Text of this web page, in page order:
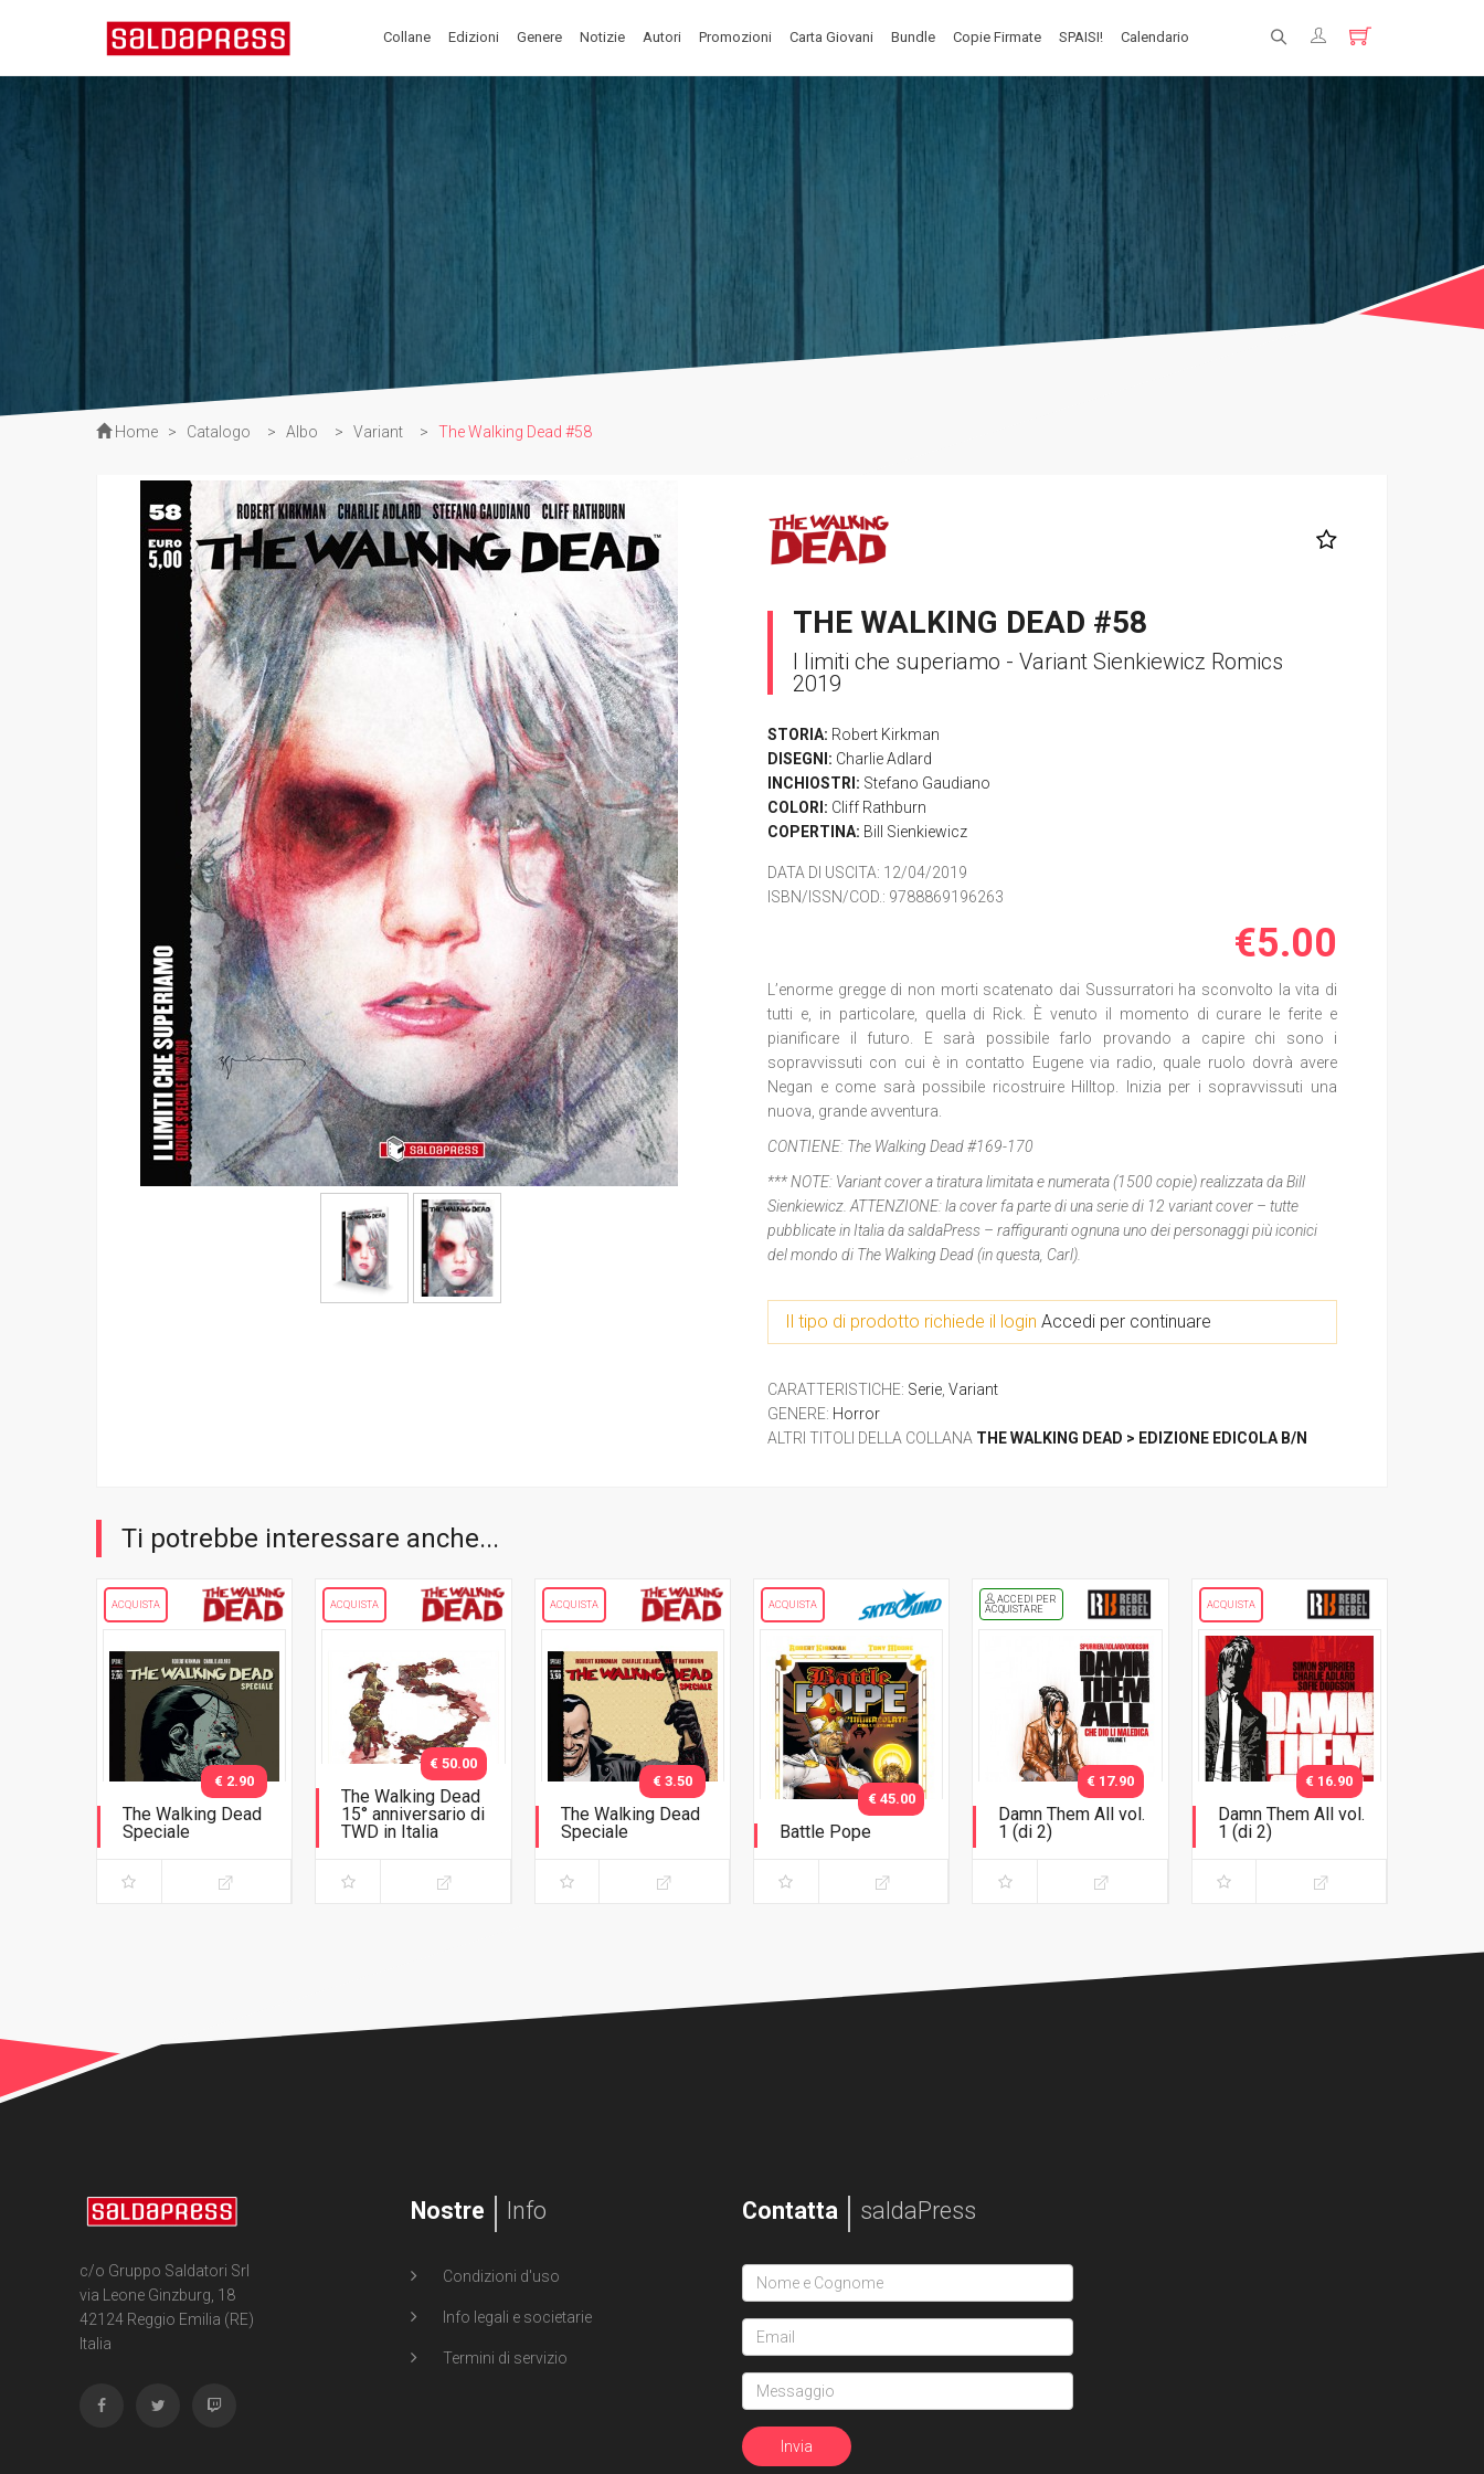
Collane Edizioni Genere Notizie Autori Promozioni Carta Giovani Bundle Copie Firmate SPAISI! Calendario
Home > Catalogo > Albo > Variant > The Walking Dead #58
THE WALKING DEAD #58
I limiti che superiamo - Variant Sienkiewicz Romics
2019
STORIA: Robert Kirkman
DISEGNI: Charlie Adlard
INCHIOSTRI: Stefano Gaudiano
COLORI: Cliff Rathburn
COPERTINA: Bill Sienkiewicz
DATA DI USCITA: 12/04/2019
ISBN/ISSN/COD.: 9788869196263
€5.00
L’enorme gregge di non morti scatenato dai Sussurratori ha sconvolto la vita di
tutti e, in particolare, quella di Rick. È venuto il momento di curare le ferite e
pianificare il futuro. E sarà possibile farlo provando a capire chi sono i
sopravvissuti con cui è in contatto Eugene via radio, quale ruolo dovrà avere
Negan e come sarà possibile ricostruire Hilltop. Inizia per i sopravvissuti una
nuova, grande avventura.
CONTIENE: The Walking Dead #169-170
*** NOTE: Variant cover a tiratura limitata e numerata (1500 copie) realizzata da Bill
Sienkiewicz. ATTENZIONE: la cover fa parte di una serie di 12 variant cover – tutte
pubblicate in Italia da saldaPress – raffiguranti ognuna uno dei personaggi più iconici
del mondo di The Walking Dead (in questa, Carl).
Il tipo di prodotto richiede il loginAccedi per continuare
CARATTERISTICHE: Serie ,Variant
GENERE: Horror
ALTRI TITOLI DELLA COLLANA THE WALKING DEAD > EDIZIONE EDICOLA B/N
Ti potrebbe interessare anche...
ACQUISTA
The Walking Dead
Speciale
€ 2.90
ACQUISTA
The Walking Dead
15° anniversario di
TWD in Italia
€ 50.00
ACQUISTA
The Walking Dead
Speciale
storie
€ 3.50
ACQUISTA
Battle Pope
Collezione
€ 45.00
ACCEDI PER
ACQUISTARE
Damn Them All vol.
1 (di 2)
€ 17.90
ACQUISTA
Damn Them All vol.
1 (di 2)
€ 16.90
c/o Gruppo Saldatori Srl
via Leone Ginzburg, 18
42124 Reggio Emilia (RE)
Italia
Nostre Info
Condizioni d'uso
Info legali e societarie
Termini di servizio
Contatta saldaPress